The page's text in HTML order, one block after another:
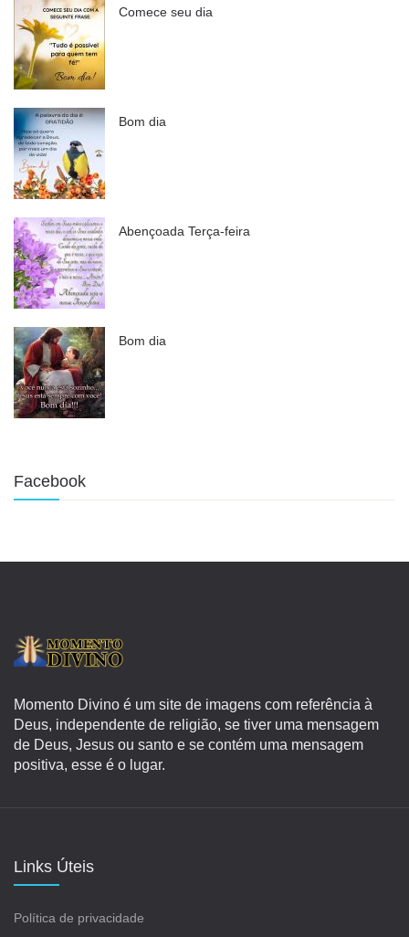
Comece seu dia
Bom dia
Abençoada Terça-feira
Bom dia
Facebook
Momento Divino é um site de imagens com referência à
Deus, independente de religião, se tiver uma mensagem
de Deus, Jesus ou santo e se contém uma mensagem
positiva, esse é o lugar.
Links Úteis
Política de privacidade